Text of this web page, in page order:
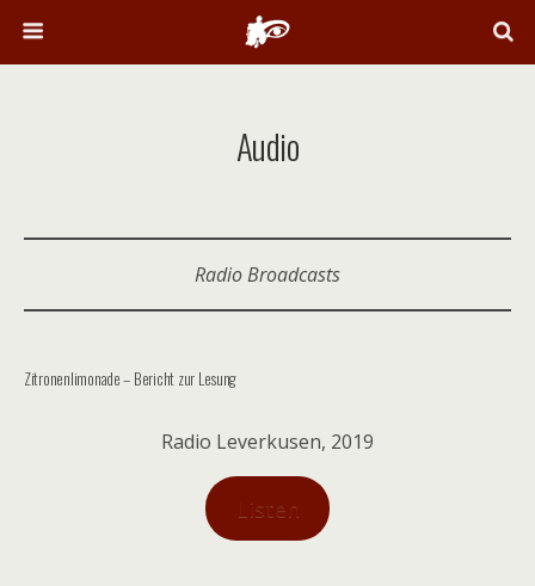
Audio
Radio Broadcasts
Zitronenlimonade – Bericht zur Lesung
Radio Leverkusen, 2019
Listen